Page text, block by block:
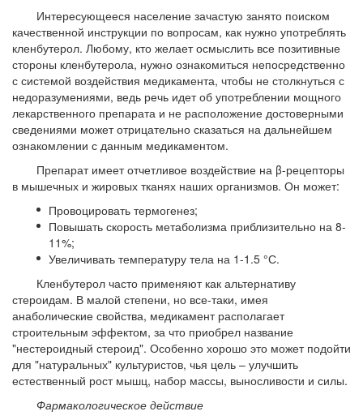
Интересующееся население зачастую занято поиском
качественной инструкции по вопросам, как нужно употреблять
кленбутерол. Любому, кто желает осмыслить все позитивные
стороны кленбутерола, нужно ознакомиться непосредственно
с системой воздействия медикамента, чтобы не столкнуться с
недоразумениями, ведь речь идет об употреблении мощного
лекарственного препарата и не расположение достоверными
сведениями может отрицательно сказаться на дальнейшем
ознакомлении с данным медикаментом.
Препарат имеет отчетливое воздействие на β-рецепторы
в мышечных и жировых тканях наших организмов. Он может:
Провоцировать термогенез;
Повышать скорость метаболизма приблизительно на 8-
11%;
Увеличивать температуру тела на 1-1.5 °С.
Кленбутерол часто применяют как альтернативу
стероидам. В малой степени, но все-таки, имея
анаболические свойства, медикамент располагает
строительным эффектом, за что приобрел название
"нестероидный стероид". Особенно хорошо это может подойти
для "натуральных" культуристов, чья цель – улучшить
естественный рост мышц, набор массы, выносливости и силы.
Фармакологическое действие